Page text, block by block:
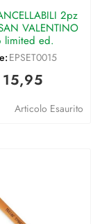
2pz
VALENTINO
limited ed.
EPSET0015
Articolo Esaurito